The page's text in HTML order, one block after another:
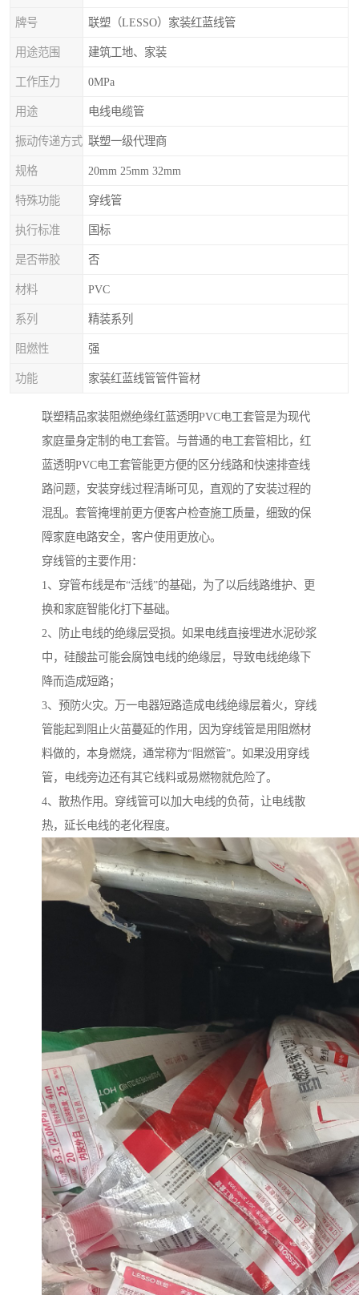
牌号 联塑（LESSO）家装红蓝线管
用途范围 建筑工地、家装
工作压力 0MPa
用途 电线电缆管
振动传递方式 联塑一级代理商
规格 20mm 25mm 32mm
特殊功能 穿线管
执行标准 国标
是否带胶 否
材料 PVC
系列 精装系列
阻燃性 强
功能 家装红蓝线管管件管材
联塑精品家装阻燃绝缘红蓝透明PVC电工套管是为现代
家庭量身定制的电工套管。与普通的电工套管相比，红
蓝透明PVC电工套管能更方便的区分线路和快速排查线
路问题，安装穿线过程清晰可见，直观的了安装过程的
混乱。套管掩埋前更方便客户检查施工质量，细致的保
障家庭电路安全，客户使用更放心。
穿线管的主要作用：
1、穿管布线是布“活线”的基础，为了以后线路维护、更
换和家庭智能化打下基础。
2、防止电线的绝缘层受损。如果电线直接埋进水泥砂浆
中，硅酸盐可能会腐蚀电线的绝缘层，导致电线绝缘下
降而造成短路；
3、预防火灾。万一电器短路造成电线绝缘层着火，穿线
管能起到阻止火苗蔓延的作用，因为穿线管是用阻燃材
料做的，本身燃烧，通常称为“阻燃管”。如果没用穿线
管，电线旁边还有其它线料或易燃物就危险了。
4、散热作用。穿线管可以加大电线的负荷，让电线散
热，延长电线的老化程度。